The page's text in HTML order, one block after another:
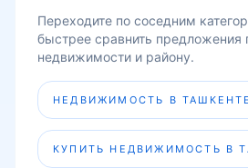
Переходите по соседним
быстрее сравнить предложения
недвижимости и району.
НЕДВИЖИМОСТЬ В ТАШКЕНТЕ
КУПИТЬ НЕДВИЖИМОСТЬ В